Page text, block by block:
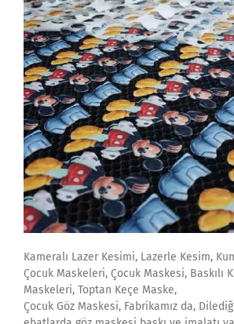
Kameralı Lazer Kesimi, Lazerle Kesim,
Çocuk Maskeleri, Çocuk Maskesi, Baskılı
Maskeleri, Toptan Keçe Maske,
Çocuk Göz Maskesi, Fabrikamız da,